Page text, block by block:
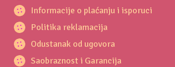
Informacije o plaćanju i isporuci
Politika reklamacija
Odustanak od ugovora
Saobraznost i Garancija